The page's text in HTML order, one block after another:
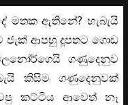
මතක ඇතිනේ? හැබැයි
ආපහු දූපතට ගොඩ
ගණුදෙනුව
කිසිම ගණුදෙනුවක්
කට්ටිය ආවෙත් නෑ